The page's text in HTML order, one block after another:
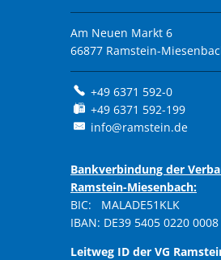
Am Neuen Markt 6
66877 Ramstein-
+49 6371 592-0
+49 6371 592-199
info@ramstein.de
Bankverbindung der
Ramstein-Miesenbach:
BIC: MALADE51KLK
IBAN: DE39 5405 0220
Leitweg ID der VG